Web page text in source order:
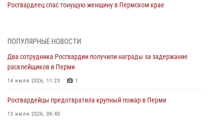
Росгвардеец спас тонущую женщину в Пермском крае
Сотрудники Росгвардии приняли участие в торжественном
28 июля 2026, 10:44 1
Росгвардейцы оказали силовую поддержку при задержании
28 июля 2026, 06:15
ПОПУЛЯРНЫЕ НОВОСТИ
Два сотрудника Росгвардии получили награды за задержание
расклейщиков в Перми
14 июля 2026, 11:23 1
Росгвардейцы предотвратила крупный пожар в Перми
13 июля 2026, 09:40